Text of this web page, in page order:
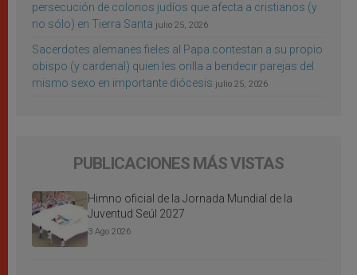
persecución de colonos judíos que afecta a cristianos (y
no sólo) en Tierra Santa julio 25, 2026
Sacerdotes alemanes fieles al Papa contestan a su propio
obispo (y cardenal) quien les orilla a bendecir parejas del
mismo sexo en importante diócesis julio 25, 2026
PUBLICACIONES MÁS VISTAS
Himno oficial de la Jornada Mundial de la
Juventud Seúl 2027
3 Ago 2026